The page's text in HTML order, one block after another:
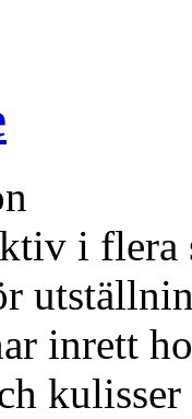
i flera
inrett